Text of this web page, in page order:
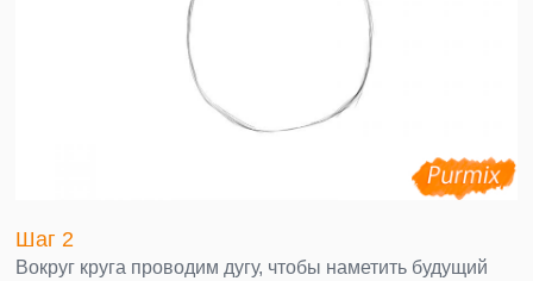
Шаг 2
Вокруг круга проводим дугу, чтобы наметить будущий